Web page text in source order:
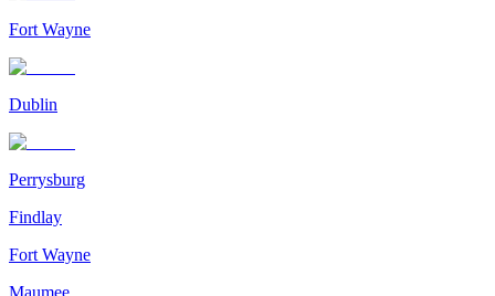
Fort Wayne
Dublin
Perrysburg
Findlay
Fort Wayne
Maumee